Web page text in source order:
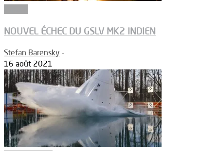
NOUVEL ÉCHEC DU GSLV MK2 INDIEN
Stefan Barensky -
16 août 2021